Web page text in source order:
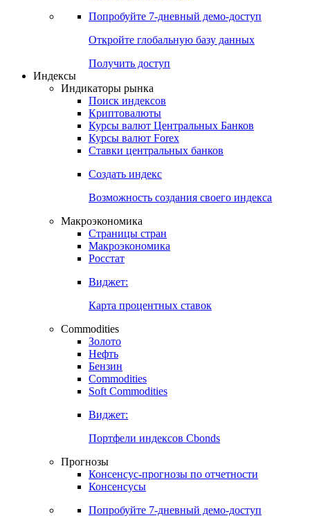
Попробуйте 7-дневный демо-доступ
Откройте глобальную базу данных
Получить доступ
Индексы
Индикаторы рынка
Поиск индексов
Криптовалюты
Курсы валют Центральных Банков
Курсы валют Forex
Ставки центральных банков
Создать индекс
Возможность создания своего индекса
Макроэкономика
Страницы стран
Макроэкономика
Росстат
Виджет:
Карта процентных ставок
Commodities
Золото
Нефть
Бензин
Commodities
Soft Commodities
Виджет:
Портфели индексов Cbonds
Прогнозы
Консенсус-прогнозы по отчетности
Консенсусы
Попробуйте 7-дневный демо-доступ